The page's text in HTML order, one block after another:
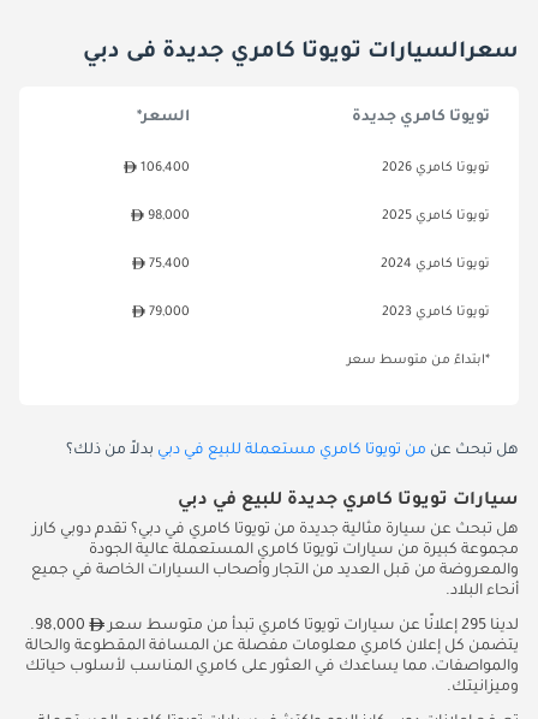
سعرالسيارات تويوتا كامري جديدة فى دبي
تويوتا كامري جديدة السعر*
تويوتا كامري 2026 106,400
تويوتا كامري 2025 98,000
تويوتا كامري 2024 75,400
تويوتا كامري 2023 79,000
*ابتداءً من متوسط سعر
هل تبحث عن من تويوتا كامري مستعملة للبيع في دبي بدلاً من ذلك؟
سيارات تويوتا كامري جديدة للبيع في دبي
هل تبحث عن سيارة مثالية جديدة من تويوتا كامري في دبي؟ تقدم دوبي كارز
مجموعة كبيرة من سيارات تويوتا كامري المستعملة عالية الجودة
والمعروضة من قبل العديد من التجار وأصحاب السيارات الخاصة في جميع
أنحاء البلاد.
لدينا 295 إعلانًا عن سيارات تويوتا كامري تبدأ من متوسط سعر
98,000.
يتضمن كل إعلان كامري معلومات مفصلة عن المسافة المقطوعة والحالة
والمواصفات، مما يساعدك في العثور على كامري المناسب لأسلوب حياتك
وميزانيتك.